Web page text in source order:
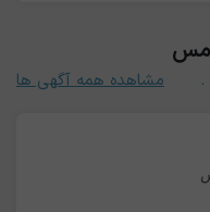
مس
مشاهده همه آگهی ها